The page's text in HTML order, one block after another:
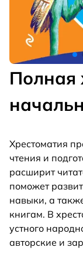
Полная
Хрестоматия
чтения и
расширит
поможет
навыки, а
книгам. В
устного
авторские и